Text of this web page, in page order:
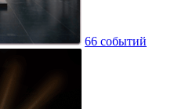
66 событий